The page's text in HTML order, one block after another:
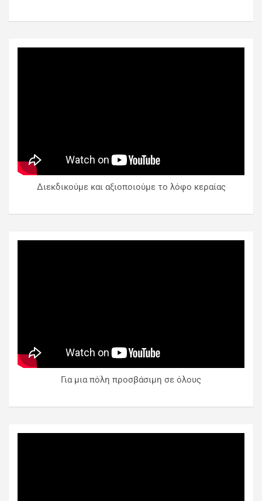
Διεκδικούμε και αξιοποιούμε το λόφο κεραίας
Για μια πόλη προσβάσιμη σε όλους